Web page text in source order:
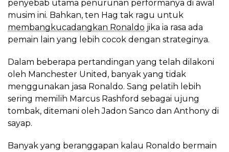
penyebab utama penurunan performanya di awal
musim ini. Bahkan, ten Hag tak ragu untuk
membangkucadangkan Ronaldo jika ia rasa ada
pemain lain yang lebih cocok dengan strateginya.
Dalam beberapa pertandingan yang telah dilakoni
oleh Manchester United, banyak yang tidak
menggunakan jasa Ronaldo. Sang pelatih lebih
sering memilih Marcus Rashford sebagai ujung
tombak, ditemani oleh Jadon Sanco dan Anthony di
sayap.
Banyak yang beranggapan kalau Ronaldo bermain